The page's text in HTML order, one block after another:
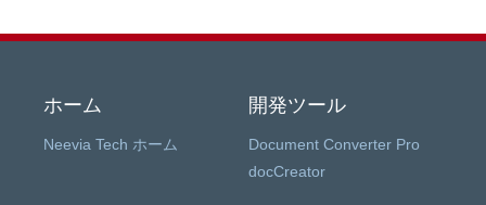
ホーム
Neevia Tech ホーム
開発ツール
Document Converter Pro
docCreator